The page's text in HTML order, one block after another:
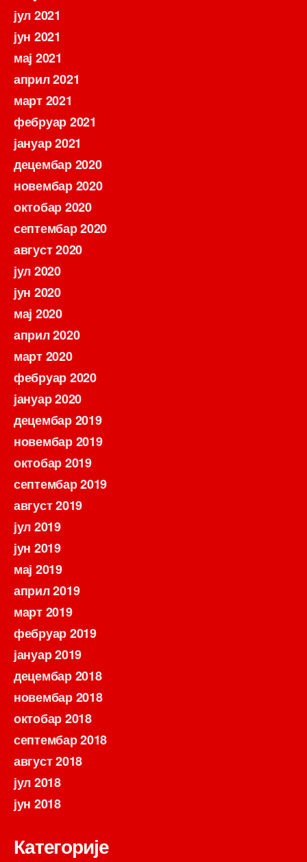
јул 2021
јун 2021
мај 2021
април 2021
март 2021
фебруар 2021
јануар 2021
децембар 2020
новембар 2020
октобар 2020
септембар 2020
август 2020
јул 2020
јун 2020
мај 2020
април 2020
март 2020
фебруар 2020
јануар 2020
децембар 2019
новембар 2019
октобар 2019
септембар 2019
август 2019
јул 2019
јун 2019
мај 2019
април 2019
март 2019
фебруар 2019
јануар 2019
децембар 2018
новембар 2018
октобар 2018
септембар 2018
август 2018
јул 2018
јун 2018
Категорије